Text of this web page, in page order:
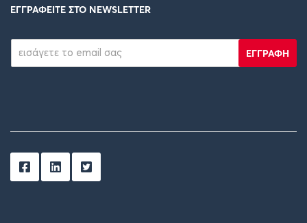
ΕΓΓΡΑΦΕΙΤΕ ΣΤΟ NEWSLETTER
ΕΓΓΡΑΦΗ